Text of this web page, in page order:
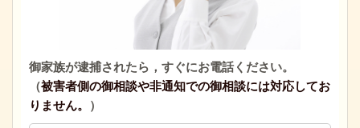
御家族が逮捕されたら，すぐにお電話ください。
（被害者側の御相談や非通知での御相談には対応してお
りません。
）